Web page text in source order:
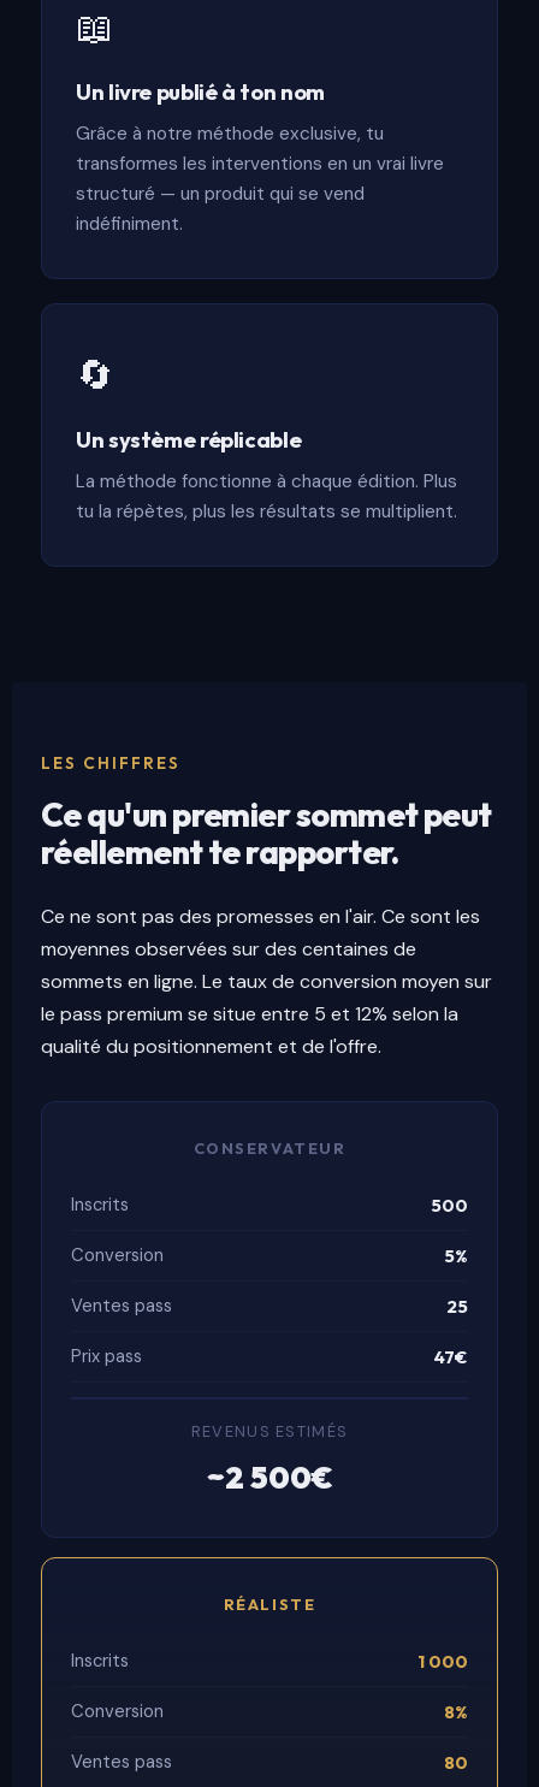
📖
Un livre publié à ton nom
Grâce à notre méthode exclusive, tu
transformes les interventions en un vrai livre
structuré — un produit qui se vend
indéfiniment.
🔄
Un système réplicable
La méthode fonctionne à chaque édition. Plus
tu la répètes, plus les résultats se multiplient.
LES CHIFFRES
Ce qu'un premier sommet peut
réellement te rapporter.
Ce ne sont pas des promesses en l'air. Ce sont les
moyennes observées sur des centaines de
sommets en ligne. Le taux de conversion moyen sur
le pass premium se situe entre 5 et 12% selon la
qualité du positionnement et de l'offre.
CONSERVATEUR
Inscrits 500
Conversion 5%
Ventes pass 25
Prix pass 47€
REVENUS ESTIMÉS
~2 500€
RÉALISTE
Inscrits 1 000
Conversion 8%
Ventes pass 80